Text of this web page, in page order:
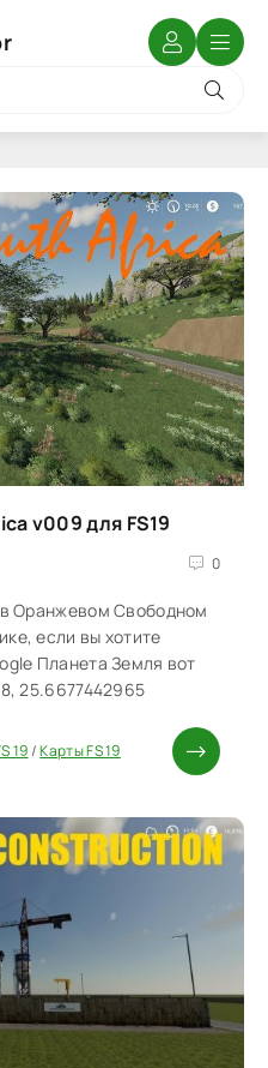
v009 для FS19
0
Оранжевом Свободном
если вы хотите
Планета Земля вот
25.6677442965
19/Карты FS 19